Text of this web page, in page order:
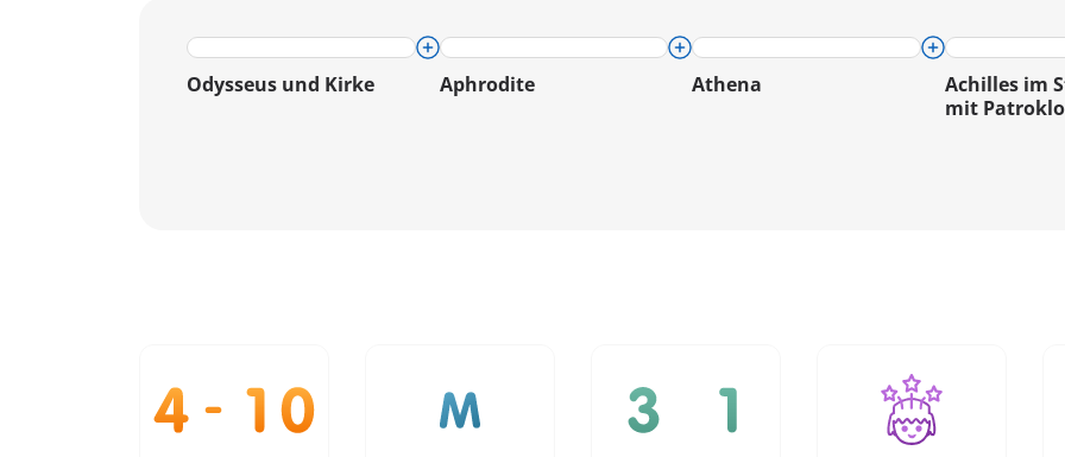
Odysseus und Kirke Aphrodite Athena
Achilles im
mit